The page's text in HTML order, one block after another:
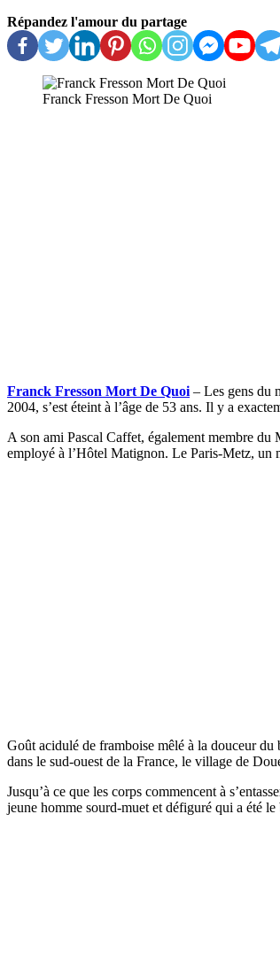
Répandez l'amour du partage
Franck Fresson Mort De Quoi
Franck Fresson Mort De Quoi– Les gens du
2004, s’est éteint à l’âge de 53 ans. Il y a
A son ami Pascal Caffet, également membre
employé à l’Hôtel Matignon. Le Paris-Metz, un
Goût acidulé de framboise mêlé à la douceur
dans le sud-ouest de la France, le village de
Jusqu’à ce que les corps commencent à
jeune homme sourd-muet et défiguré qui a été